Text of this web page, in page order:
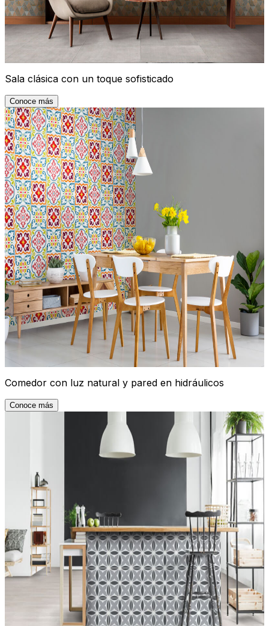
Sala clásica con un toque sofisticado
Conoce más
Comedor con luz natural y pared en hidráulicos
Conoce más